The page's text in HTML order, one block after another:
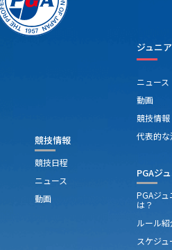
競技情報
競技日程
ニュース
動画
ジュニア
ニュース
動画
競技情報
代表的
PGAジ
PGAジ
は？
ルール紹
スケジュ